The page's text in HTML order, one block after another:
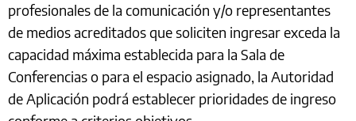
profesionales de la comunicación y/o representantes
de medios acreditados que soliciten ingresar exceda la
capacidad máxima establecida para la Sala de
Conferencias o para el espacio asignado, la Autoridad
de Aplicación podrá establecer prioridades de ingreso